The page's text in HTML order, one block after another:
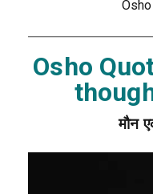
Osho
मौन